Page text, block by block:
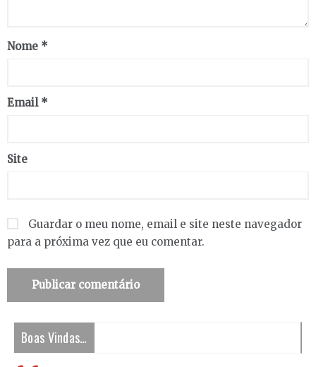
Nome *
Email *
Site
Guardar o meu nome, email e site neste navegador
para a próxima vez que eu comentar.
Boas Vindas…